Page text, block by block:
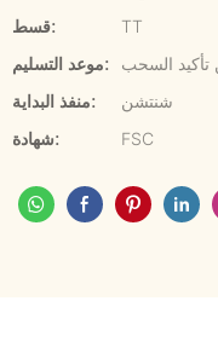
قسط:
TT
موعد التسليم:
منفذ البداية:
شنتشن
شهادة:
FSC